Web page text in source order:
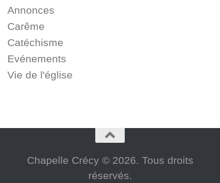
Annonces
Carême
Catéchisme
Evénements
Vie de l'église
Chapelle Crécy © 2026. Tous droits
réservés.